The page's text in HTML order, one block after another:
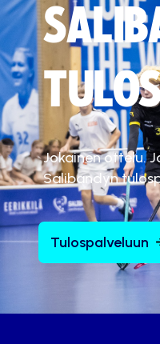
Jokainen ottelu.
Salibandyn
Tulospalveluun